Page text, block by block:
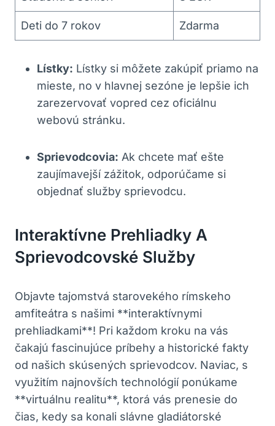
Deti do 7 rokov Zdarma
Lístky: Lístky si môžete zakúpiť priamo na
mieste, no v hlavnej sezóne je⁣ lepšie ich
zarezervovať vopred ⁢cez oficiálnu⁣
webovú stránku.
Sprievodcovia: Ak chcete mať ešte⁢
zaujímavejší zážitok, odporúčame si
objednať služby sprievodcu.
Interaktívne⁣ Prehliadky A
Sprievodcovské Služby
Objavte tajomstvá ​starovekého rímskeho
amfiteátra⁤ s našimi **interaktívnymi
prehliadkami**! Pri každom kroku na vás
čakajú ⁤fascinujúce príbehy ‌a historické fakty
od ‌našich skúsených sprievodcov. Naviac, s
využitím najnovších technológií ponúkame
**virtuálnu realitu**, ktorá vás prenesie⁣ do⁢
čias, kedy sa‌ konali slávne gladiátorské